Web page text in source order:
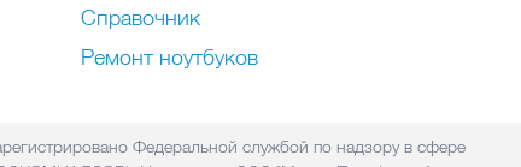
Справочник
Ремонт нoутбуков
Федеральной службой по надзору в сфере